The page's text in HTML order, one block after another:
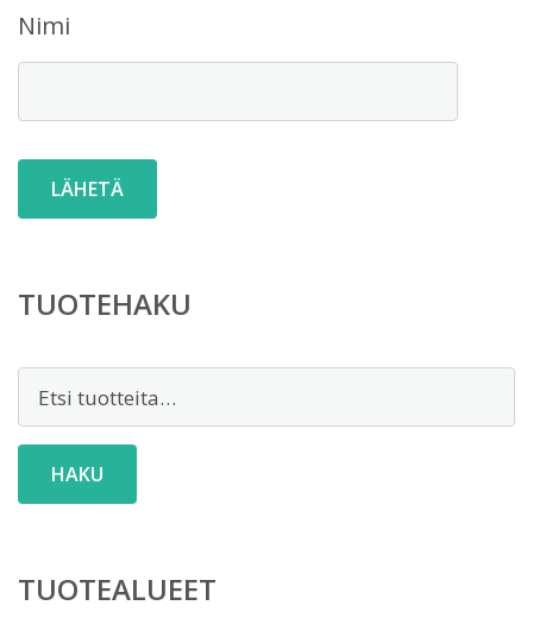
Nimi
TUOTEHAKU
HAKU
TUOTEALUEET